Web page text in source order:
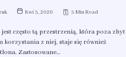
Kwi 3, 2026 3 Min Read
często tą przestrzenią, która poza zbyt
korzystania z niej, staje się również
Zastosowane…